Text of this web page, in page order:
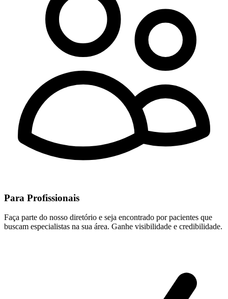
Para Profissionais
Faça parte do nosso diretório e seja encontrado por pacientes que
buscam especialistas na sua área. Ganhe visibilidade e credibilidade.